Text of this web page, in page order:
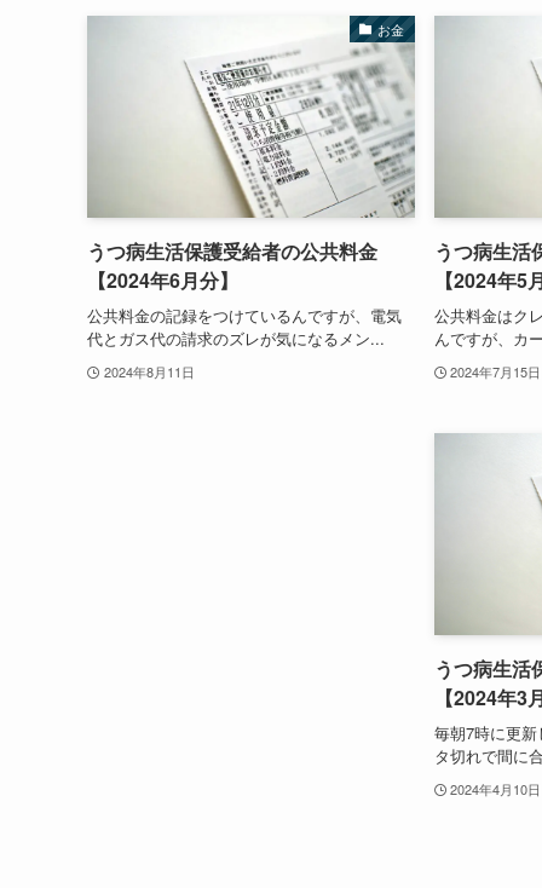
お金
うつ病生活保護受給者の公共料金
【2024年6月分】
公共料金の記録をつけているんですが、電気
代とガス代の請求のズレが気になるメン...
2024年8月11日
うつ病生活
【2024年5
公共料金はク
んですが、カ
2024年7月15日
うつ病生活
【2024年3
毎朝7時に更
タ切れで間に
2024年4月10日